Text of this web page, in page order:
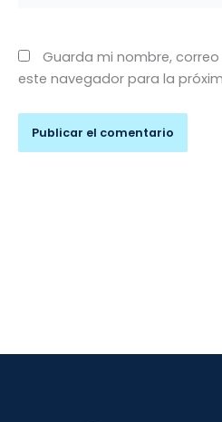
Guarda mi nombre,
este navegador para la